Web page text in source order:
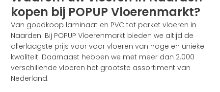
kopen bij POPUP Vloerenmarkt?
Van goedkoop laminaat en PVC tot parket vloeren in
Naarden. Bij POPUP Vloerenmarkt bieden we altijd de
allerlaagste prijs voor voor vloeren van hoge en unieke
kwaliteit. Daarnaast hebben we met meer dan 2.000
verschillende vloeren het grootste assortiment van
Nederland.